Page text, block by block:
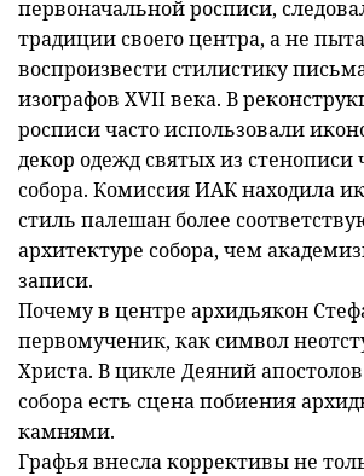
первоначальной росписи,
традиции своего центра, а не
воспроизвести стилистику
изографов XVII века. В
росписи часто использовали
декор одежд святых из стенописи
собора. Комиссия ИАК находила
стиль палешан более
архитектуре собора, чем
записи.
Почему в центре архидьякон
первомученик, как символ
Христа. В цикле Деяний
собора есть сцена побиения
камнями.
Графья внесла коррективы не